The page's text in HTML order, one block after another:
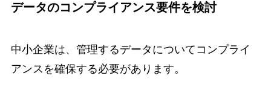
データのコンプライアンス要件を検討
中小企業は、管理するデータについてコンプライ
アンスを確保する必要があります。